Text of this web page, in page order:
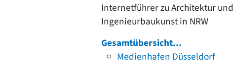
Internetführer zu Architektur und
Ingenieurbaukunst in NRW
Gesamtübersicht...
Medienhafen Düsseldorf